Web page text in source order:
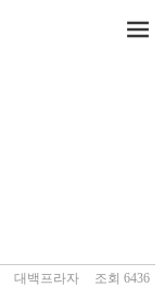
대백프라자 조회 6436